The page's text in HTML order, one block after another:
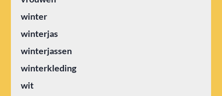
winter
winterjas
winterjassen
winterkleding
wit